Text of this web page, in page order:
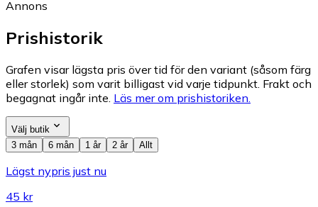
Annons
Prishistorik
Grafen visar lägsta pris över tid för den variant (såsom färg
eller storlek) som varit billigast vid varje tidpunkt. Frakt och
begagnat ingår inte. Läs mer om prishistoriken.
Välj butik
3 mån
6 mån 1 år 2 år Allt
Lägst nypris just nu
45 kr